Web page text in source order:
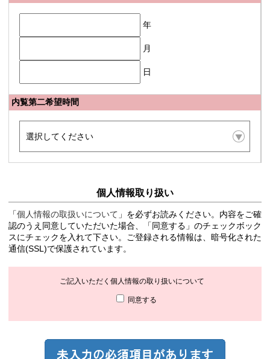
年
月
日
内覧第二希望時間
個人情報取り扱い
「個人情報の取扱いについて 」を必ずお読みください。内容をご確
認のうえ同意していただいた場合、「同意する」のチェックボック
スにチェックを入れて下さい。ご登録される情報は、暗号化された
通信(SSL)で保護されています。
ご記入いただく個人情報の取り扱いについて
同意する